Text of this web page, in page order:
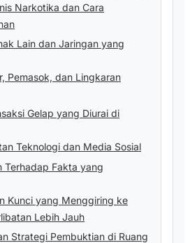
Narkotika dan Cara
Lain dan Jaringan yang
Pemasok, dan Lingkaran
Gelap yang Diurai di
Teknologi dan Media Sosial
Terhadap Fakta yang
Kunci yang Menggiring ke
Lebih Jauh
Strategi Pembuktian di Ruang